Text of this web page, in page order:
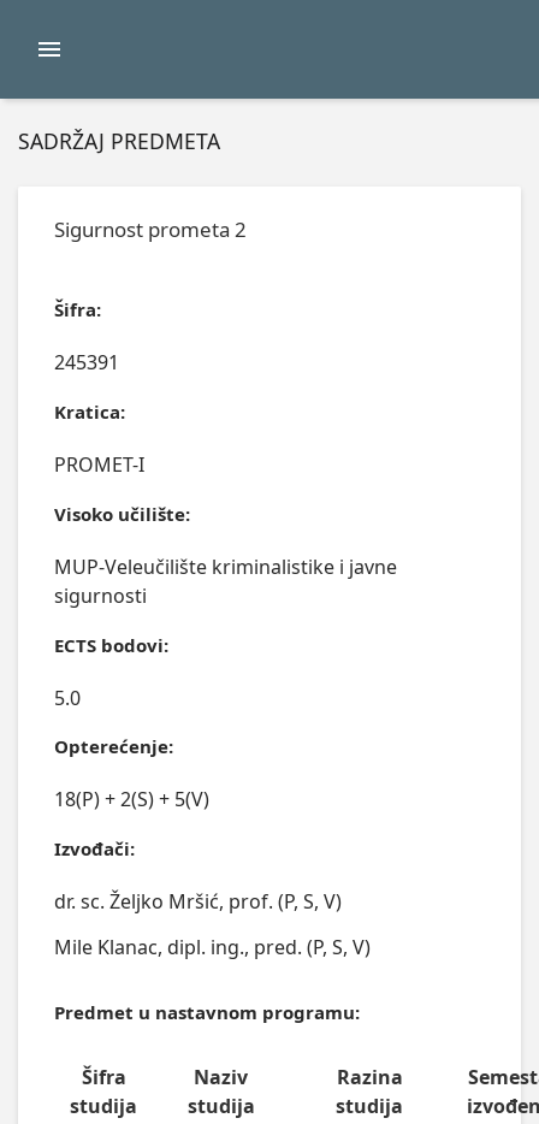
SADRŽAJ PREDMETA
Sigurnost prometa 2
Šifra:
245391
Kratica:
PROMET-I
Visoko učilište:
MUP-Veleučilište kriminalistike i javne
sigurnosti
ECTS bodovi:
5.0
Opterećenje:
18(P) + 2(S) + 5(V)
Izvođači:
dr. sc. Željko Mršić, prof. (P, S, V)
Mile Klanac, dipl. ing., pred. (P, S, V)
Predmet u nastavnom programu:
Šifra
studija
Naziv
studija
Razina
studija